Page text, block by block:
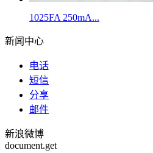
1025FA 250mA...
新闻中心
电话
短信
分享
邮件
新浪微博
document.get